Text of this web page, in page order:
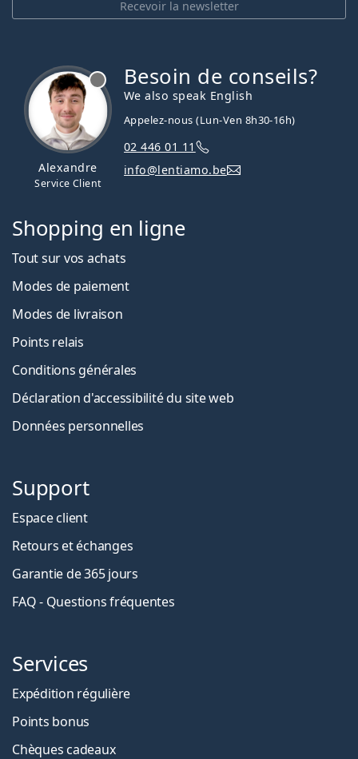
Recevoir la newsletter
Alexandre
Service Client
Besoin de conseils?
We also speak English
Appelez-nous (Lun-Ven 8h30-16h)
02 446 01 11
info@lentiamo.be
Shopping en ligne
Tout sur vos achats
Modes de paiement
Modes de livraison
Points relais
Conditions générales
Déclaration d'accessibilité du site web
Données personnelles
Support
Espace client
Retours et échanges
Garantie de 365 jours
FAQ - Questions fréquentes
Services
Expédition régulière
Points bonus
Chèques cadeaux